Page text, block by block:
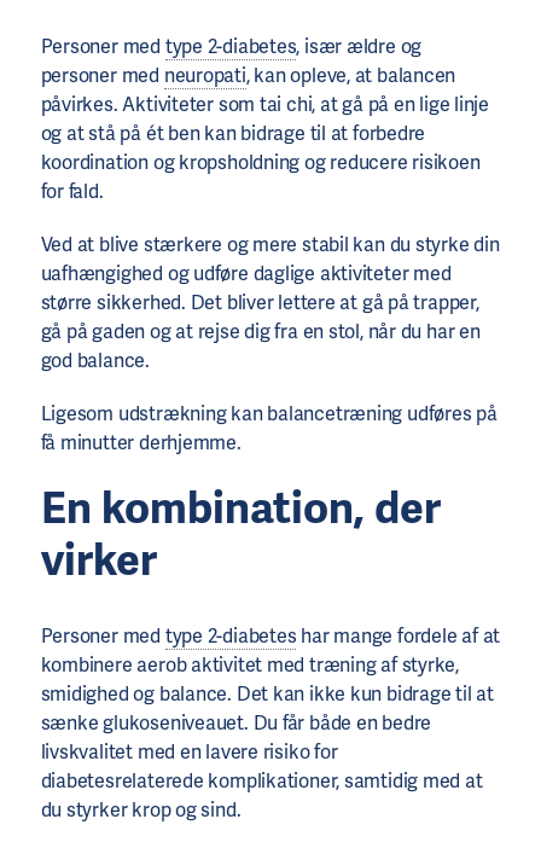
Personer med type 2-diabetes, især ældre og
personer med neuropati, kan opleve, at balancen
påvirkes. Aktiviteter som tai chi, at gå på en lige linje
og at stå på ét ben kan bidrage til at forbedre
koordination og kropsholdning og reducere risikoen
for fald.
Ved at blive stærkere og mere stabil kan du styrke din
uafhængighed og udføre daglige aktiviteter med
større sikkerhed. Det bliver lettere at gå på trapper,
gå på gaden og at rejse dig fra en stol, når du har en
god balance.
Ligesom udstrækning kan balancetræning udføres på
få minutter derhjemme.
En kombination, der
virker
Personer med type 2-diabetes har mange fordele af at
kombinere aerob aktivitet med træning af styrke,
smidighed og balance. Det kan ikke kun bidrage til at
sænke glukoseniveauet. Du får både en bedre
livskvalitet med en lavere risiko for
diabetesrelaterede komplikationer, samtidig med at
du styrker krop og sind.